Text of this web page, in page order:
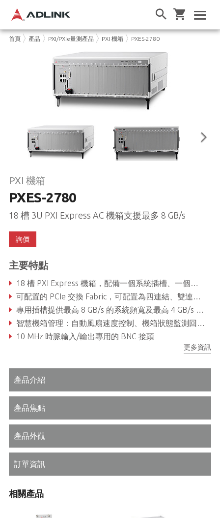
首頁 產品 PXI/PXIe量測產品 PXI 機箱 PXES-2780
PXI 機箱
PXES-2780
18 槽 3U PXI Express AC 機箱支援最多 8 GB/s
詢價
主要特點
18 槽 PXI Express 機箱，配備一個系統插槽、一個系統計時插槽、10 個混合週邊插槽與 6 個 PXI Express 週邊插槽
可配置的 PCIe 交換 Fabric，可配置為四連結、雙連結 PXI Express 機箱
專用插槽提供最高 8 GB/s 的系統頻寬及最高 4 GB/s 的週邊頻寬
智慧機箱管理：自動風扇速度控制、機箱狀態監測回報、遠端機箱開關機控制
10 MHz 時脈輸入/輸出專用的 BNC 接頭
創新的冷卻機制，可為每個週邊插槽散掉 38.2 瓦的熱量更多資訊
產品介紹
產品焦點
產品外觀
訂單資訊
相關產品